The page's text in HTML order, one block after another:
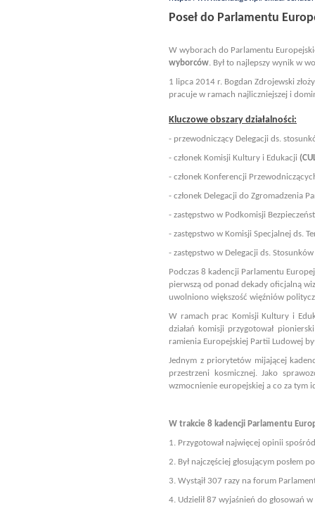
Poseł do Parlamentu
W wyborach do Parlamentu
wyborców. Był to najlepszy wynik w
1 lipca 2014 r. Bogdan Zdrojewski
pracuje w ramach najliczniejszej i
Kluczowe obszary działalności:
- przewodniczący Delegacji ds.
- członek Komisji Kultury i Edukacji
- członek Konferencji
- członek Delegacji do Zgromadzenia
- zastępstwo w Podkomisji
- zastępstwo w Komisji Specjalnej ds.
- zastępstwo w Delegacji ds.
Podczas 8 kadencji Parlamentu
pierwszą od ponad dekady oficjalną
uwolniono większość więźniów
W ramach prac Komisji Kultury i
działań komisji przygotował
ramienia Europejskiej Partii Ludowej
Jednym z priorytetów mijającej
przestrzeni kosmicznej. Jako
wzmocnienie europejskiej a co za tym
W trakcie 8 kadencji Parlamentu
1. Przygotował najwięcej opinii
2. Był najczęściej głosującym
3. Wystąił 307 razy na forum
4. Udzielił 87 wyjaśnień do głosowań w